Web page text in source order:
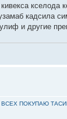
кселода
кадсила
и другие
ВСЕХ ПОКУПАЮ